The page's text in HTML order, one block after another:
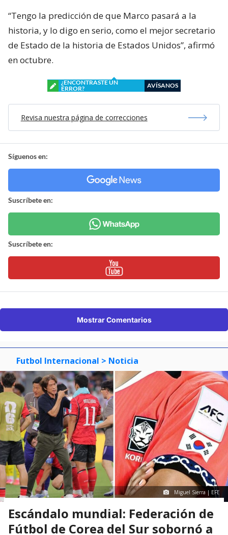
“Tengo la predicción de que Marco pasará a la
historia, y lo digo en serio, como el mejor secretario
de Estado de la historia de Estados Unidos”, afirmó
en octubre.
¿ENCONTRASTE UN
ERROR?
AVÍSANOS
Revisa nuestra página de correcciones
Síguenos en:
Suscríbete en:
Suscríbete en:
Mostrar Comentarios
Futbol Internacional > Noticia
Miguel Sierra | EFE
Escándalo mundial: Federación de
Fútbol de Corea del Sur sobornó a